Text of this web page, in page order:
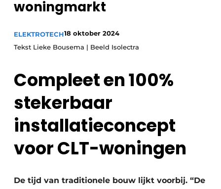
Vacature aanmelden
Vacatures
Video’s
woningmarkt
ELEKTROTECH18 oktober 2024
Tekst Lieke Bousema | Beeld Isolectra
Compleet en 100%
stekerbaar
installatieconcept
voor CLT-woningen
De tijd van traditionele bouw lijkt voorbij. “De